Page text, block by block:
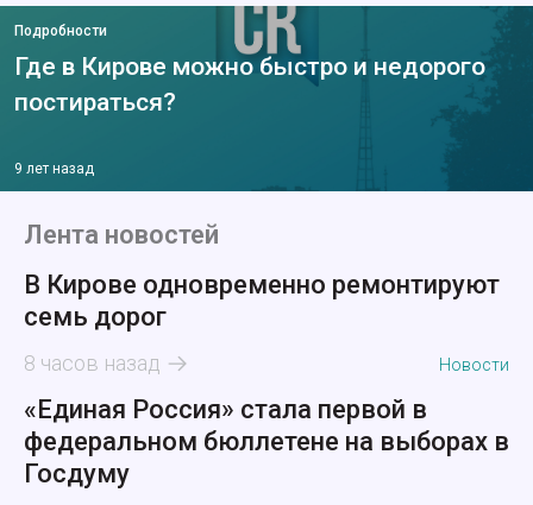
Подробности
Где в Кирове можно быстро и недорого
постираться?
9 лет назад
Лента новостей
В Кирове одновременно ремонтируют
семь дорог
8 часов назад Новости
«Единая Россия» стала первой в
федеральном бюллетене на выборах в
Госдуму